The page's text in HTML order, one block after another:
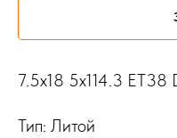
7.5x18 5x114.3 ET38
Тип: Литой